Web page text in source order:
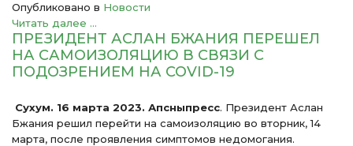
Опубликовано в Новости
Читать далее ...
ПРЕЗИДЕНТ АСЛАН БЖАНИЯ ПЕРЕШЕЛ
НА САМОИЗОЛЯЦИЮ В СВЯЗИ С
ПОДОЗРЕНИЕМ НА COVID-19
Сухум. 16 марта 2023. Апсныпресс. Президент Аслан
Бжания решил перейти на самоизоляцию во вторник, 14
марта, после проявления симптомов недомогания.